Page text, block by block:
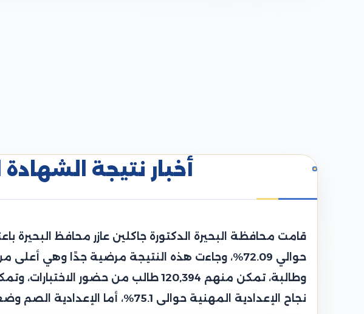
أخبار نتيجة الشهادة
نجاح الإعدادية المهنية حوالى 75.1%، أما الإعدادية الصم وضعاف السمع حوالي 88.5%، بينما سجلت إعدادية المكفوفين نسبة 88.9%.